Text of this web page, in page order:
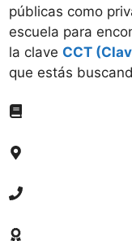
públicas como
escuela para
la clave CCT
que estás